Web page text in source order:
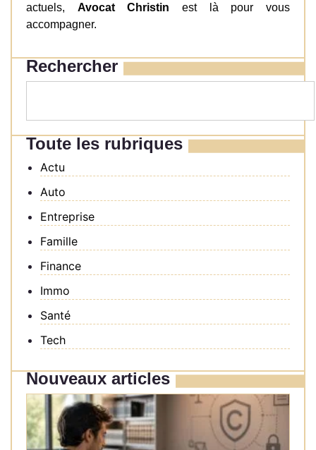
actuels, Avocat Christin est là pour vous
accompagner.
Rechercher
Toute les rubriques
Actu
Auto
Entreprise
Famille
Finance
Immo
Santé
Tech
Nouveaux articles